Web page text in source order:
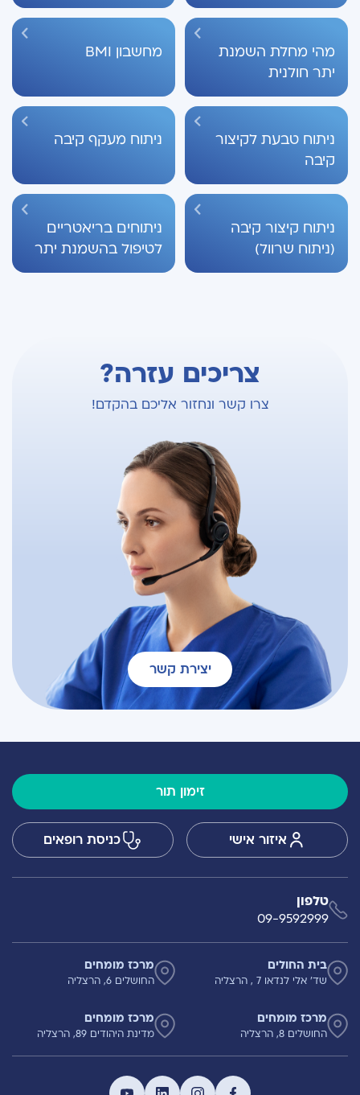
מהי מחלת השמנת
יתר חולנית
מחשבון BMI
ניתוח טבעת לקיצור
קיבה
ניתוח מעקף קיבה
ניתוח קיצור קיבה
(ניתוח שרוול)
ניתוחים בריאטריים
לטיפול בהשמנת יתר
צריכים עזרה?
צרו קשר ונחזור אליכם בהקדם!
יצירת קשר
זימון תור
איזור אישי כניסת רופאים
טלפון
09-9592999
בית החולים
שד' אלי לנדאו 7 , הרצליה
מרכז מומחים
החושלים 6, הרצליה
מרכז מומחים
החושלים 8, הרצליה
מרכז מומחים
מדינת היהודים 89, הרצליה